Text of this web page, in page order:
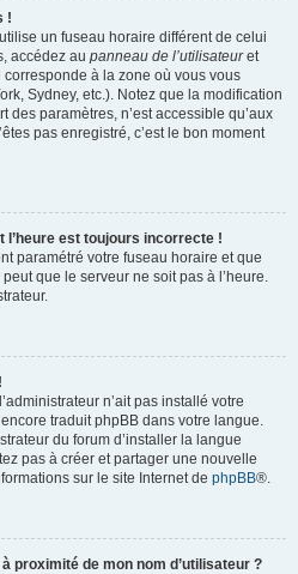
!
un fuseau horaire différent de celui
accédez au panneau de l’utilisateuret
à la zone où vous vous
Sydney, etc.). Notez que la modification
paramètres, n’est accessible qu’aux
pas enregistré, c’est le bon moment
l’heure est toujours incorrecte !
paramétré votre fuseau horaire et que
que le serveur ne soit pas à l’heure.
n’ait pas installé votre
traduit phpBB dans votre langue.
du forum d’installer la langue
pas à créer et partager une nouvelle
sur le site Internet de phpBB®.
proximité de mon nom d’utilisateur ?